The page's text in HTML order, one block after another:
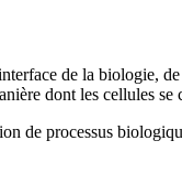
de la biologie,
dont les cellules se
de processus